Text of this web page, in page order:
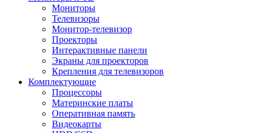
Мониторы
Телевизоры
Монитор-телевизор
Проекторы
Интерактивные панели
Экраны для проекторов
Крепления для телевизоров
Комплектующие
Процессоры
Материнские платы
Оперативная память
Видеокарты